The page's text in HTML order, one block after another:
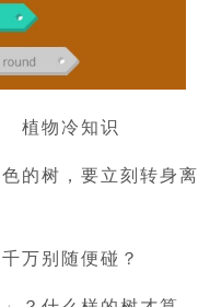
植物冷知识
的树，要立刻转身离
万别随便碰？